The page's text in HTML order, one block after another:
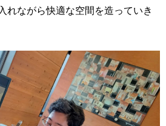
れながら快適な空間を造っていき